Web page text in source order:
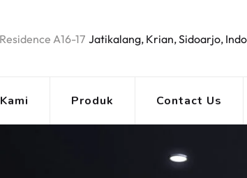
A16-17 Jatikalang, Krian, Sidoarjo,
Produk Contact Us